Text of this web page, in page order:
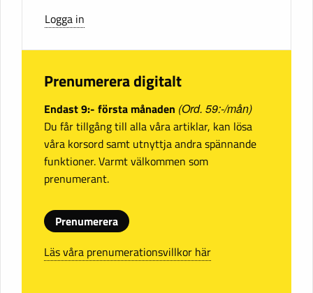
Logga in
Prenumerera digitalt
Endast 9:- första månaden (Ord. 59:-/mån)
Du får tillgång till alla våra artiklar, kan lösa
våra korsord samt utnyttja andra spännande
funktioner. Varmt välkommen som
prenumerant.
Prenumerera
Läs våra prenumerationsvillkor här